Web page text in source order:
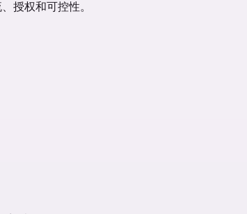
授权和可控性。